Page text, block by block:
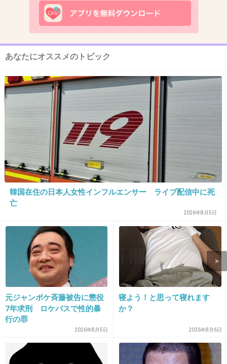
出典：girlschannel.net
10. 匿名2013/04/30(火) 16:02:55
お、おう…
-56
11. 匿名 2013/04/30(火) 16:03:28
不幸な人か
-56
あなたにオススメのトピック
韓国在住の日本人女性インフルエンサー ライブ配信中に死
亡
2026年8月5日
元ジャンポケ斉藤被告に懲役
7年求刑 ロケバスで性的暴
行の罪
2026年8月5日
寝よう！と思って寝れます
か？
2026年8月6日